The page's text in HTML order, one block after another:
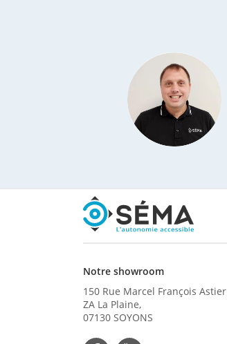
Notre showroom
150 Rue Marcel François Astier
ZA La Plaine,
07130 SOYONS